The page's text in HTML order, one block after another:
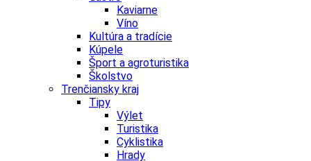
Kaviarne
Víno
Kultúra a tradície
Kúpele
Šport a agroturistika
Školstvo
Trenčiansky kraj
Tipy
Výlet
Turistika
Cyklistika
Hrady